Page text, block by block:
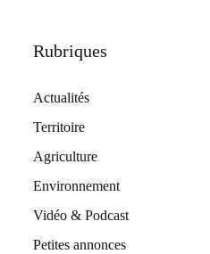
Rubriques
Actualités
Territoire
Agriculture
Environnement
Vidéo & Podcast
Petites annonces